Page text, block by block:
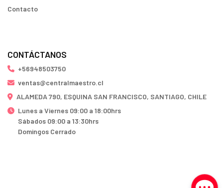
Contacto
CONTÁCTANOS
+56948503750
ventas@centralmaestro.cl
ALAMEDA 790, ESQUINA SAN FRANCISCO, SANTIAGO, CHILE
Lunes a Viernes 09:00 a 18:00hrs
Sábados 09:00 a 13:30hrs
Domingos Cerrado